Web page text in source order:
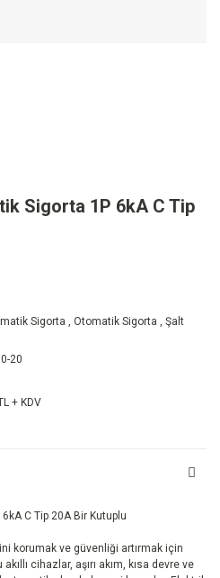
Sigorta 1P 6kA C Tip
Sigorta ,Otomatik Sigorta ,Şalt
20
+ KDV
C Tip 20A Bir Kutuplu
korumak ve güvenliği artırmak için
cihazlar, aşırı akım, kısa devre ve